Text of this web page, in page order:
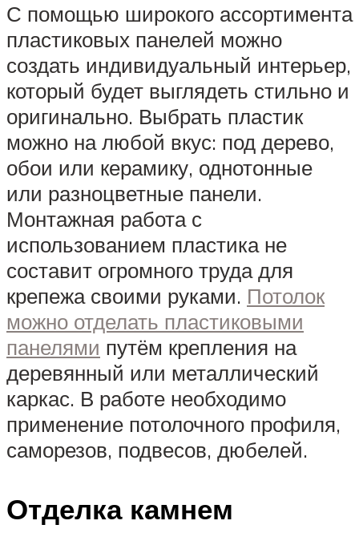
С помощью широкого ассортимента
пластиковых панелей можно
создать индивидуальный интерьер,
который будет выглядеть стильно и
оригинально. Выбрать пластик
можно на любой вкус: под дерево,
обои или керамику, однотонные
или разноцветные панели.
Монтажная работа с
использованием пластика не
составит огромного труда для
крепежа своими руками. Потолок
можно отделать пластиковыми
панелями путём крепления на
деревянный или металлический
каркас. В работе необходимо
применение потолочного профиля,
саморезов, подвесов, дюбелей.
Отделка камнем